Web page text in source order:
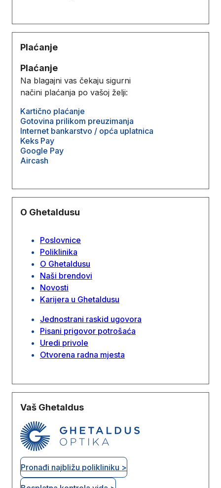
Plaćanje
Plaćanje
Na blagajni vas čekaju sigurni
načini plaćanja po vašoj želji:
Kartično plaćanje
Gotovina prilikom preuzimanja
Internet bankarstvo / opća uplatnica
Keks Pay
Google Pay
Aircash
O Ghetaldusu
Poslovnice
Poliklinika
O Ghetaldusu
Naši brendovi
Novosti
Karijera u Ghetaldusu
Jednostrani raskid ugovora
Pisani prigovor potrošaća
Uredi privole
Otvorena radna mjesta
Vaš Ghetaldus
Pronađi najbližu polikliniku >